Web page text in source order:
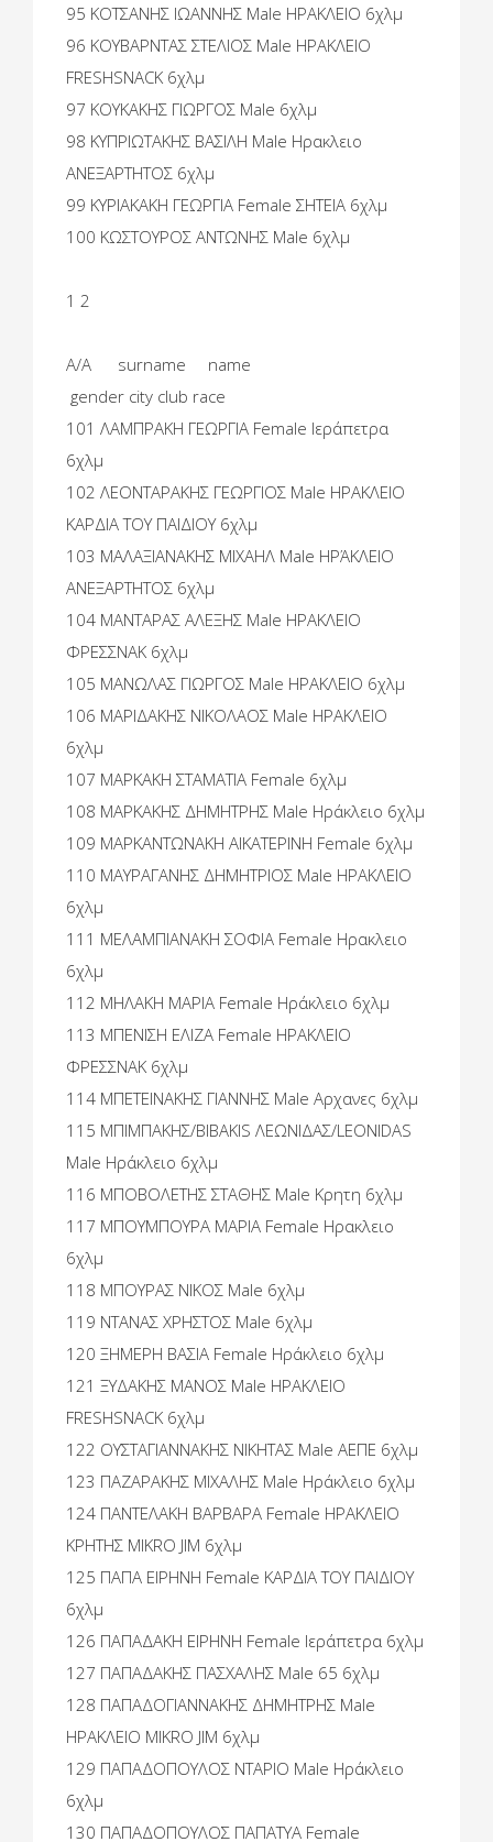
95 ΚΟΤΣΑΝΗΣ ΙΩΑΝΝΗΣ Male ΗΡΑΚΛΕΙΟ 6χλμ
96 ΚΟΥΒΑΡΝΤΑΣ ΣΤΕΛΙΟΣ Male ΗΡΑΚΛΕΙΟ
FRESHSNACK 6χλμ
97 ΚΟΥΚΑΚΗΣ ΓΙΩΡΓΟΣ Male 6χλμ
98 ΚΥΠΡΙΩΤΑΚΗΣ ΒΑΣΙΛΗ Male Ηρακλειο
ΑΝΕΞΑΡΤΗΤΟΣ 6χλμ
99 ΚΥΡΙΑΚΑΚΗ ΓΕΩΡΓΙΑ Female ΣΗΤΕΙΑ 6χλμ
100 ΚΩΣΤΟΥΡΟΣ ΑΝΤΩΝΗΣ Male 6χλμ
1 2
A/A surname name
gender city club race
101 ΛΑΜΠΡΑΚΗ ΓΕΩΡΓΙΑ Female Ιεράπετρα
6χλμ
102 ΛΕΟΝΤΑΡΑΚΗΣ ΓΕΩΡΓΙΟΣ Male ΗΡΑΚΛΕΙΟ
ΚΑΡΔΙΑ ΤΟΥ ΠΑΙΔΙΟΥ 6χλμ
103 ΜΑΛΑΞΙΑΝΑΚΗΣ ΜΙΧΑΗΛ Male ΗΡΆΚΛΕΙΟ
ΑΝΕΞΑΡΤΗΤΟΣ 6χλμ
104 ΜΑΝΤΑΡΑΣ ΑΛΕΞΗΣ Male ΗΡΑΚΛΕΙΟ
ΦΡΕΣΣΝΑΚ 6χλμ
105 ΜΑΝΩΛΑΣ ΓΙΩΡΓΟΣ Male ΗΡΑΚΛΕΙΟ 6χλμ
106 ΜΑΡΙΔΑΚΗΣ ΝΙΚΟΛΑΟΣ Male ΗΡΑΚΛΕΙΟ
6χλμ
107 ΜΑΡΚΑΚΗ ΣΤΑΜΑΤΙΑ Female 6χλμ
108 ΜΑΡΚΑΚΗΣ ΔΗΜΗΤΡΗΣ Male Ηράκλειο 6χλμ
109 ΜΑΡΚΑΝΤΩΝΑΚΗ ΑΙΚΑΤΕΡΙΝΗ Female 6χλμ
110 ΜΑΥΡΑΓΑΝΗΣ ΔΗΜΗΤΡΙΟΣ Male ΗΡΑΚΛΕΙΟ
6χλμ
111 ΜΕΛΑΜΠΙΑΝΑΚΗ ΣΟΦΙΑ Female Ηρακλειο
6χλμ
112 ΜΗΛΑΚΗ ΜΑΡΙΑ Female Ηράκλειο 6χλμ
113 ΜΠΕΝΙΣΗ ΕΛΙΖΑ Female ΗΡΑΚΛΕΙΟ
ΦΡΕΣΣΝΑΚ 6χλμ
114 ΜΠΕΤΕΙΝΑΚΗΣ ΓΙΑΝΝΗΣ Male Αρχανες 6χλμ
115 ΜΠΙΜΠΑΚΗΣ/BIBAKIS ΛΕΩΝΙΔΑΣ/LEONIDAS
Male Ηράκλειο 6χλμ
116 ΜΠΟΒΟΛΕΤΗΣ ΣΤΑΘΗΣ Male Κρητη 6χλμ
117 ΜΠΟΥΜΠΟΥΡΑ ΜΑΡΙΑ Female Ηρακλειο
6χλμ
118 ΜΠΟΥΡΑΣ ΝΙΚΟΣ Male 6χλμ
119 ΝΤΑΝΑΣ ΧΡΗΣΤΟΣ Male 6χλμ
120 ΞΗΜΕΡΗ ΒΑΣΙΑ Female Ηράκλειο 6χλμ
121 ΞΥΔΑΚΗΣ ΜΑΝΟΣ Male ΗΡΑΚΛΕΙΟ
FRESHSNACK 6χλμ
122 ΟΥΣΤΑΓΙΑΝΝΑΚΗΣ ΝΙΚΗΤΑΣ Male ΑΕΠΕ 6χλμ
123 ΠΑΖΑΡΑΚΗΣ ΜΙΧΑΛΗΣ Male Ηράκλειο 6χλμ
124 ΠΑΝΤΕΛΑΚΗ ΒΑΡΒΑΡΑ Female ΗΡΑΚΛΕΙΟ
ΚΡΗΤΗΣ MIKRO JIM 6χλμ
125 ΠΑΠΑ ΕΙΡΗΝΗ Female ΚΑΡΔΙΑ ΤΟΥ ΠΑΙΔΙΟΥ
6χλμ
126 ΠΑΠΑΔΑΚΗ ΕΙΡΗΝΗ Female Ιεράπετρα 6χλμ
127 ΠΑΠΑΔΑΚΗΣ ΠΑΣΧΑΛΗΣ Male 65 6χλμ
128 ΠΑΠΑΔΟΓΙΑΝΝΑΚΗΣ ΔΗΜΗΤΡΗΣ Male
ΗΡΑΚΛΕΙΟ MIKRO JIM 6χλμ
129 ΠΑΠΑΔΟΠΟΥΛΟΣ ΝΤΑΡΙΟ Male Ηράκλειο
6χλμ
130 ΠΑΠΑΔΟΠΟΥΛΟΣ ΠΑΠΑΤΥΑ Female